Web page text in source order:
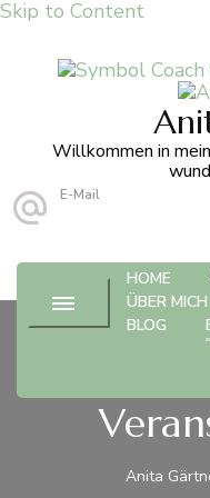
Skip to Content
Willkommen in
E-Mail
HOME
ÜBER MICH
BLOG
Anita